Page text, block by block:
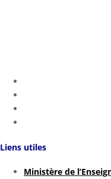
Liens utiles
Ministère de